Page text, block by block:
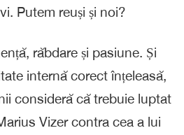
Putem reuși și noi?
răbdare și pasiune. Și
internă corect înțeleasă,
consideră că trebuie luptat
Vizer contra cea a lui